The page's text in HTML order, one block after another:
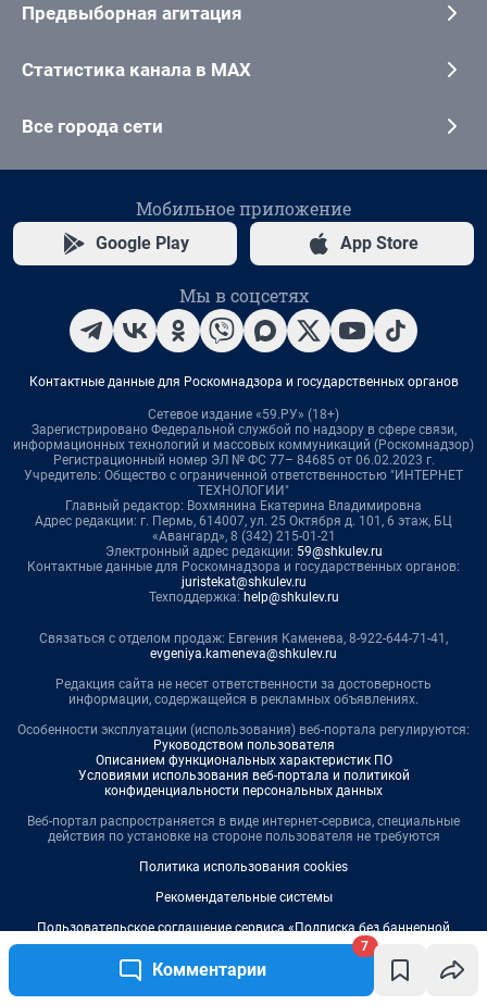
Комментарии
7
Предвыборная агитация
Статистика канала в MAX
Все города сети
Мобильное приложение
Google Play App Store
Мы в соцсетях
Контактные данные для Роскомнадзора и государственных органов
Сетевое издание «59.РУ» (18+)
Зарегистрировано Федеральной службой по надзору в сфере связи,
информационных технологий и массовых коммуникаций (Роскомнадзор)
Регистрационный номер ЭЛ № ФС 77– 84685 от 06.02.2023 г.
Учредитель: Общество с ограниченной ответственностью "ИНТЕРНЕТ
ТЕХНОЛОГИИ"
Главный редактор: Вохмянина Екатерина Владимировна
Адрес редакции: г. Пермь, 614007, ул. 25 Октября д. 101, 6 этаж, БЦ
«Авангард», 8 (342) 215-01-21
Электронный адрес редакции: 59@shkulev.ru
Контактные данные для Роскомнадзора и государственных органов:
juristekat@shkulev.ru
Техподдержка: help@shkulev.ru
Связаться с отделом продаж: Евгения Каменева, 8-922-644-71-41,
evgeniya.kameneva@shkulev.ru
Редакция сайта не несет ответственности за достоверность
информации, содержащейся в рекламных объявлениях.
Особенности эксплуатации (использования) веб-портала регулируются:
Руководством пользователя
Описанием функциональных характеристик ПО
Условиями использования веб-портала и политикой
конфиденциальности персональных данных
Веб-портал распространяется в виде интернет-сервиса, специальные
действия по установке на стороне пользователя не требуются
Политика использования cookies
Рекомендательные системы
Пользовательское соглашение сервиса «Подписка без баннерной
рекламы»